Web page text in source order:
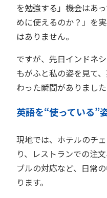
を勉強する」機会はあ
めに使えるのか？」を
はありません。
ですが、先日インドネ
もがふと私の姿を見て
わった瞬間がありました
英語を“使っている”
現地では、ホテルのチ
り、レストランでの注
ブルの対応など、日常
ります。